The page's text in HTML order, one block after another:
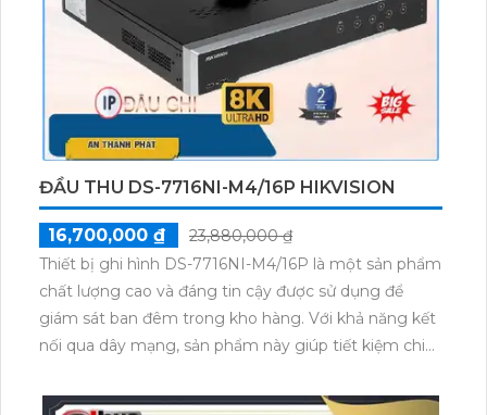
ĐẦU THU DS-7716NI-M4/16P HIKVISION
16,700,000 ₫
23,880,000 ₫
Thiết bị ghi hình DS-7716NI-M4/16P là một sản phẩm
chất lượng cao và đáng tin cậy được sử dụng để
giám sát ban đêm trong kho hàng. Với khả năng kết
nối qua dây mạng, sản phẩm này giúp tiết kiệm chi
kênh ghi hình và hổ trợ 4 ổ cứng, cho phép thu hình